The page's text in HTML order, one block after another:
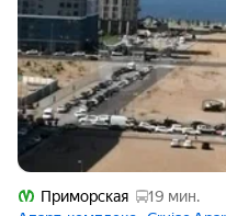
Приморская
19 мин.